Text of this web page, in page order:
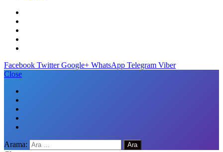
Facebook Twitter Google+ WhatsApp Telegram Viber
Close
Arama: